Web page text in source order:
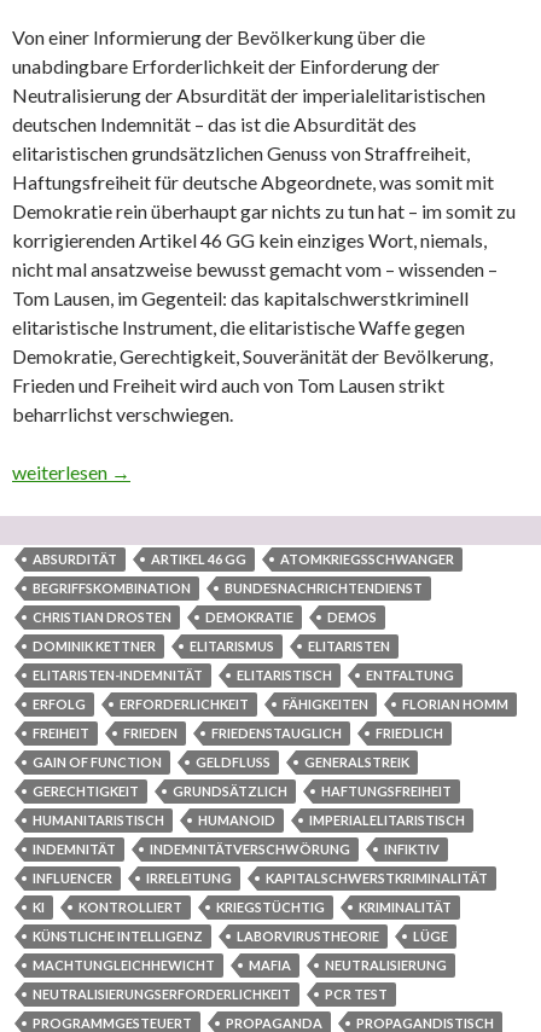
Von einer Informierung der Bevölkerkung über die
unabdingbare Erforderlichkeit der Einforderung der
Neutralisierung der Absurdität der imperialelitaristischen
deutschen Indemnität – das ist die Absurdität des
elitaristischen grundsätzlichen Genuss von Straffreiheit,
Haftungsfreiheit für deutsche Abgeordnete, was somit mit
Demokratie rein überhaupt gar nichts zu tun hat – im somit zu
korrigierenden Artikel 46 GG kein einziges Wort, niemals,
nicht mal ansatzweise bewusst gemacht vom – wissenden –
Tom Lausen, im Gegenteil: das kapitalschwerstkriminell
elitaristische Instrument, die elitaristische Waffe gegen
Demokratie, Gerechtigkeit, Souveränität der Bevölkerung,
Frieden und Freiheit wird auch von Tom Lausen strikt
beharrlichst verschwiegen.
Zum – wissenden IT-Fachmann und Datenanalytiker – Tom
weiterlesen →
ABSURDITÄT ARTIKEL 46 GG
ATOMKRIEGSSCHWANGER
BEGRIFFSKOMBINATION
BUNDESNACHRICHTENDIENST
CHRISTIAN DROSTEN
DEMOKRATIE
DEMOS
DOMINIK KETTNER
ELITARISMUS
ELITARISTEN
ELITARISTEN-INDEMNITÄT
ELITARISTISCH
ENTFALTUNG
ERFOLG
ERFORDERLICHKEIT FÄHIGKEITEN
FLORIAN HOMM
FREIHEIT
FRIEDEN FRIEDENSTAUGLICH
FRIEDLICH
GAIN OF FUNCTION
GELDFLUSS
GENERALSTREIK
GERECHTIGKEIT
GRUNDSÄTZLICH
HAFTUNGSFREIHEIT
HUMANITARISTISCH
HUMANOID
IMPERIALELITARISTISCH
INDEMNITÄT
INDEMNITÄTVERSCHWÖRUNG
INFIKTIV
INFLUENCER
IRRELEITUNG
KAPITALSCHWERSTKRIMINALITÄT
KI
KONTROLLIERT KRIEGSTÜCHTIG
KRIMINALITÄT
KÜNSTLICHE INTELLIGENZ
LABORVIRUSTHEORIE
LÜGE
MACHTUNGLEICHHEWICHT
MAFIA
NEUTRALISIERUNG
NEUTRALISIERUNGSERFORDERLICHKEIT
PCR TEST
PROGRAMMGESTEUERT
PROPAGANDA
PROPAGANDISTISCH